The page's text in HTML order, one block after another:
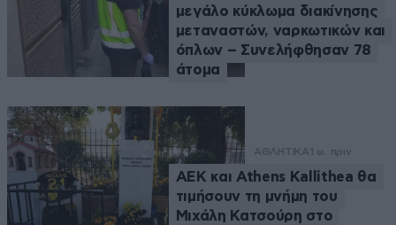
μεγάλο κύκλωμα διακίνησης
μεταναστών, ναρκωτικών και
όπλων – Συνελήφθησαν 78
άτομα
ΑΘΛΗΤΙΚΑ 1 ω. πριν
ΑΕΚ και Athens Kallithea θα
τιμήσουν τη μνήμη του
Μιχάλη Κατσούρη στο